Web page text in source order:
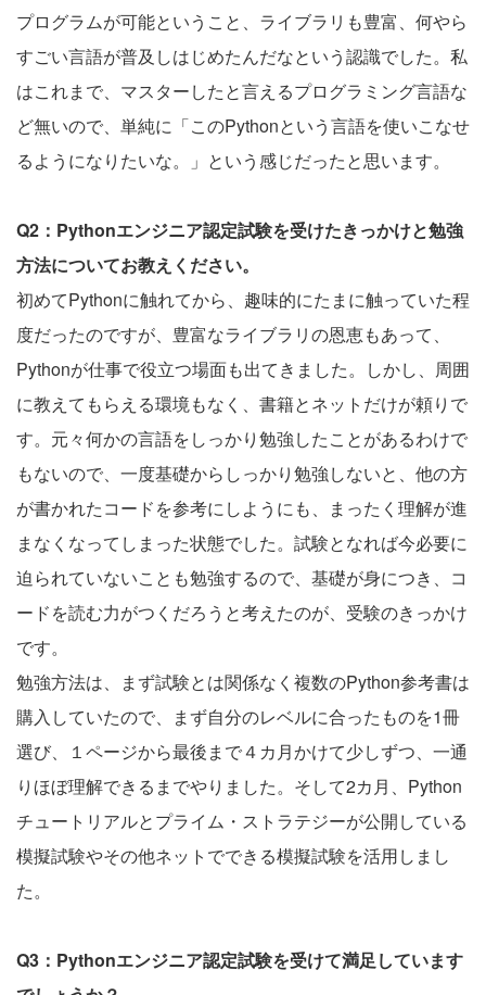
プログラムが可能ということ、ライブラリも豊富、何やら
すごい言語が普及しはじめたんだなという認識でした。私
はこれまで、マスターしたと言えるプログラミング言語な
ど無いので、単純に「このPythonという言語を使いこなせ
るようになりたいな。」という感じだったと思います。
Q2：Pythonエンジニア認定試験を受けたきっかけと勉強
方法についてお教えください。
初めてPythonに触れてから、趣味的にたまに触っていた程
度だったのですが、豊富なライブラリの恩恵もあって、
Pythonが仕事で役立つ場面も出てきました。しかし、周囲
に教えてもらえる環境もなく、書籍とネットだけが頼りで
す。元々何かの言語をしっかり勉強したことがあるわけで
もないので、一度基礎からしっかり勉強しないと、他の方
が書かれたコードを参考にしようにも、まったく理解が進
まなくなってしまった状態でした。試験となれば今必要に
迫られていないことも勉強するので、基礎が身につき、コ
ードを読む力がつくだろうと考えたのが、受験のきっかけ
です。
勉強方法は、まず試験とは関係なく複数のPython参考書は
購入していたので、まず自分のレベルに合ったものを1冊
選び、１ページから最後まで４カ月かけて少しずつ、一通
りほぼ理解できるまでやりました。そして2カ月、Python
チュートリアルとプライム・ストラテジーが公開している
模擬試験やその他ネットでできる模擬試験を活用しまし
た。
Q3：Pythonエンジニア認定試験を受けて満足しています